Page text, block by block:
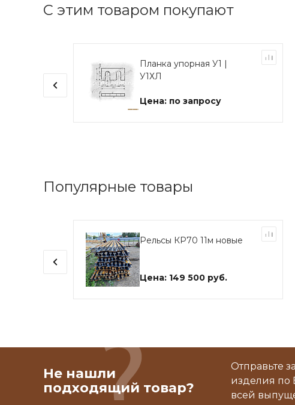
С этим товаром покупают
Планка упорная У1 |
У1ХЛ
Цена: по запросу
Популярные товары
Рельсы КР70 11м новые
Цена: 149 500 руб.
Не нашли
подходящий товар?
Отправьте
изделия по
всей